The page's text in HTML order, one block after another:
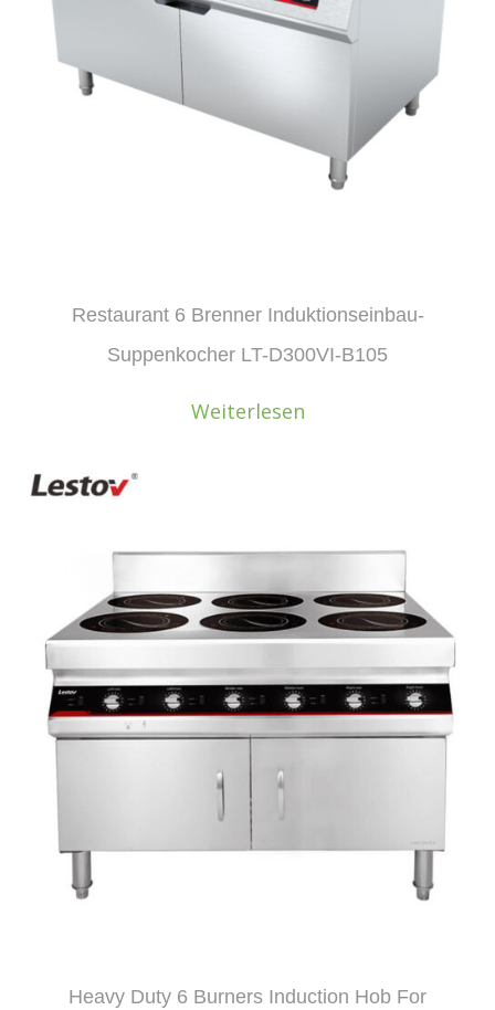
Restaurant 6 Brenner Induktionseinbau-
Suppenkocher LT-D300VI-B105
Weiterlesen
Heavy Duty 6 Burners Induction Hob For